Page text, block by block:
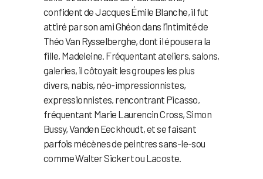
confident de Jacques Émile Blanche, il fut
attiré par son ami Ghéon dans l’intimité de
Théo Van Rysselberghe, dont il épousera la
fille, Madeleine. Fréquentant ateliers, salons,
galeries, il côtoyait les groupes les plus
divers, nabis, néo-impressionnistes,
expressionnistes, rencontrant Picasso,
fréquentant Marie Laurencin Cross, Simon
Bussy, Vanden Eeckhoudt, et se faisant
parfois mécènes de peintres sans-le-sou
comme Walter Sickert ou Lacoste.